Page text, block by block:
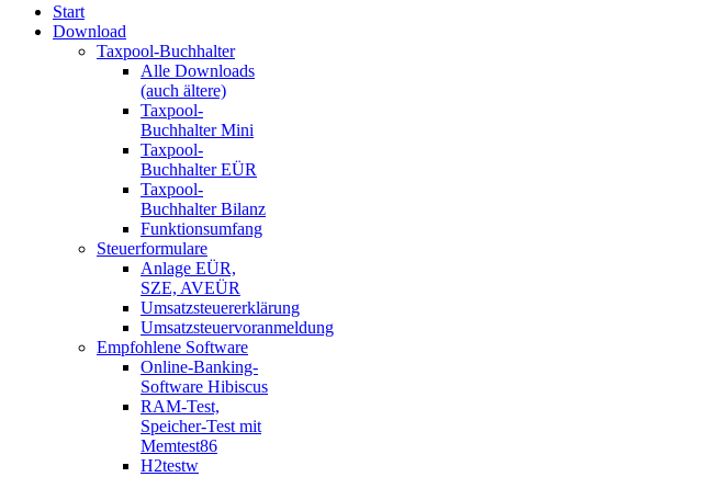
Start
Download
Taxpool-Buchhalter
Alle Downloads
(auch ältere)
Taxpool-
Buchhalter Mini
Taxpool-
Buchhalter EÜR
Taxpool-
Buchhalter Bilanz
Funktionsumfang
Steuerformulare
Anlage EÜR,
SZE, AVEÜR
Umsatzsteuererklärung
Umsatzsteuervoranmeldung
Empfohlene Software
Online-Banking-
Software Hibiscus
RAM-Test,
Speicher-Test mit
Memtest86
H2testw